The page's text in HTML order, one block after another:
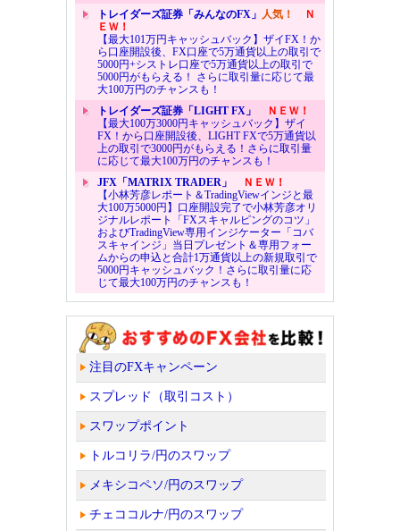
トレイダーズ証券「みんなのFX」 人気！
Ｎ
ＥＷ！
【最大101万円キャッシュバック】ザイFX！か
ら口座開設後、FX口座で5万通貨以上の取引で
5000円+シストレ口座で5万通貨以上の取引で
5000円がもらえる！ さらに取引量に応じて最
大100万円のチャンスも！
トレイダーズ証券「LIGHT FX」
ＮＥＷ！
【最大100万3000円キャッシュバック】ザイ
FX！から口座開設後、LIGHT FXで5万通貨以
上の取引で3000円がもらえる！さらに取引量
に応じて最大100万円のチャンスも！
JFX「MATRIX TRADER」
ＮＥＷ！
【小林芳彦レポート＆TradingViewインジと最
大100万5000円】口座開設完了で小林芳彦オリ
ジナルレポート「FXスキャルピングのコツ」
およびTradingView専用インジケーター「コバ
スキャインジ」当日プレゼント＆専用フォー
ムからの申込と合計1万通貨以上の新規取引で
5000円キャッシュバック！さらに取引量に応
じて最大100万円のチャンスも！
注目のFXキャンペーン
スプレッド（取引コスト）
スワップポイント
トルコリラ/円のスワップ
メキシコペソ/円のスワップ
チェココルナ/円のスワップ